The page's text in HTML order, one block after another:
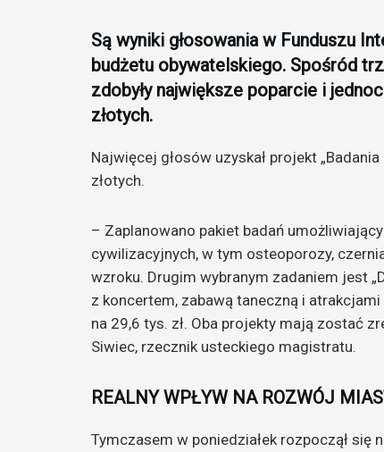
Są wyniki głosowania w Funduszu
budżetu obywatelskiego. Spośród
zdobyły największe poparcie i
złotych.
Najwięcej głosów uzyskał projekt
złotych.
– Zaplanowano pakiet badań
cywilizacyjnych, w tym osteoporozy,
wzroku. Drugim wybranym zadaniem jest
z koncertem, zabawą taneczną i
na 29,6 tys. zł. Oba projekty mają zostać
Siwiec, rzecznik usteckiego magistratu.
REALNY WPŁYW NA ROZWÓJ
Tymczasem w poniedziałek rozpoczął się